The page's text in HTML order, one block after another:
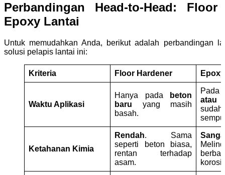
Perbandingan Head-to-Head:
Epoxy Lantai
Untuk memudahkan Anda, berikut adalah perbandingan
solusi pelapis lantai ini:
Kriteria Floor Hardener
Waktu Aplikasi
Hanya pada
beton
baru yang masih
basah.
atau
Ketahanan Kimia
Rendah. Sama
seperti beton biasa,
rentan terhadap
asam.